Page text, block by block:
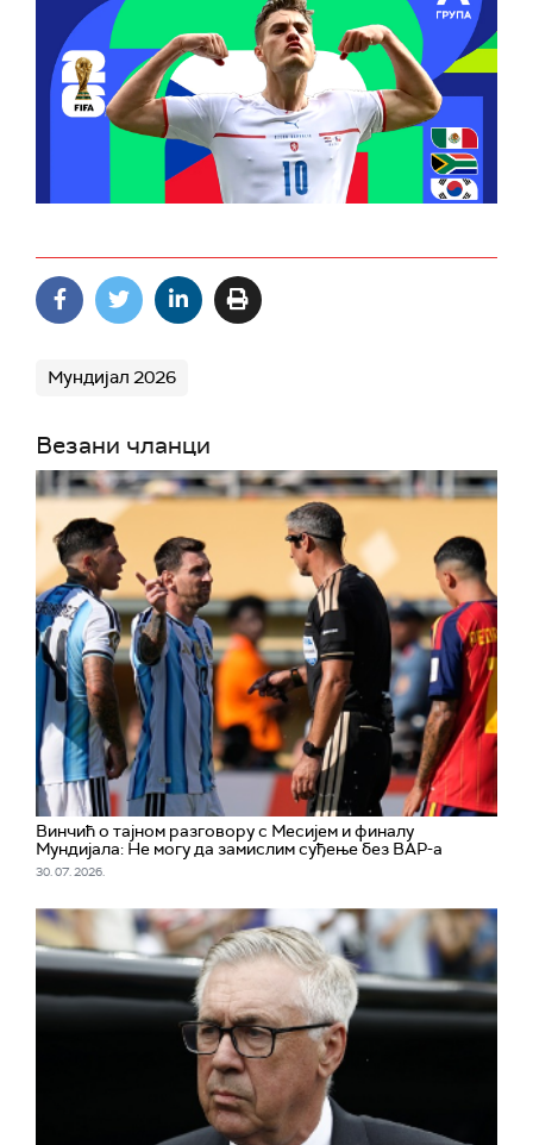
Мундијал 2026
Везани чланци
Винчић о тајном разговору с Месијем и финалу
Мундијала: Не могу да замислим суђење без ВАР-а
30. 07. 2026.